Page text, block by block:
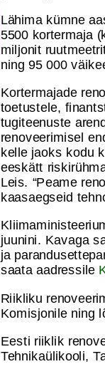
Lähima kümne
5500 kortermaja
miljonit
ning 95 000
Kortermajade
toetustele,
tugiteenuste
renoveerimisel
kelle jaoks kodu
eeskätt
Leis. “Peame
kaasaegseid
juunini. Kavaga
ja
saata aadressile
Riikliku
Komisjonile ning
Eesti riiklik
Tehnikaülikooli,